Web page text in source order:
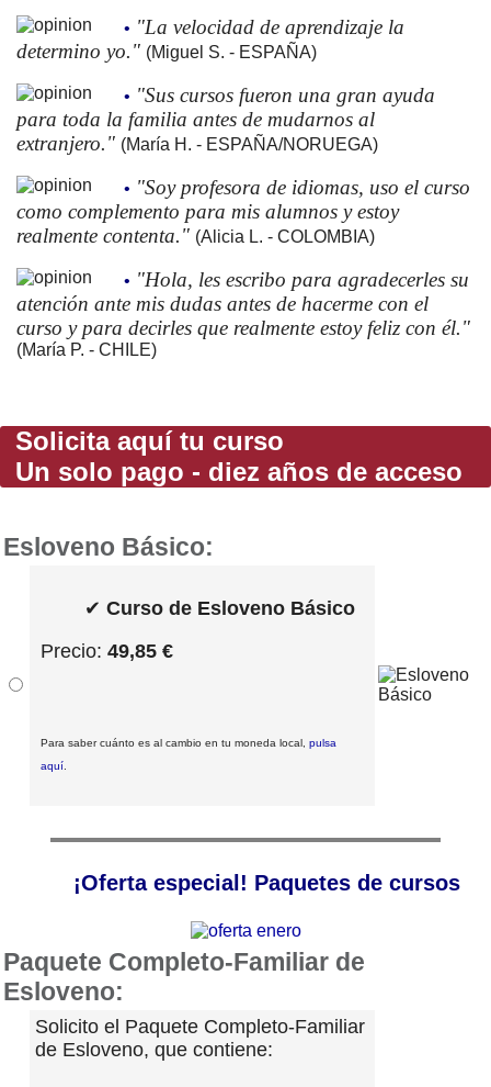
• "La velocidad de aprendizaje la
determino yo." (Miguel S. - ESPAÑA)
• "Sus cursos fueron una gran ayuda
para toda la familia antes de mudarnos al
extranjero." (María H. - ESPAÑA/NORUEGA)
• "Soy profesora de idiomas, uso el curso
como complemento para mis alumnos y estoy
realmente contenta." (Alicia L. - COLOMBIA)
• "Hola, les escribo para agradecerles su
atención ante mis dudas antes de hacerme con el
curso y para decirles que realmente estoy feliz con él."
(María P. - CHILE)
Solicita aquí tu curso
Un solo pago - diez años de acceso
Esloveno Básico:
✔ Curso de Esloveno Básico
Precio: 49,85 €
Para saber cuánto es al cambio en tu moneda local, pulsa
aquí
¡Oferta especial! Paquetes de cursos
Paquete Completo-Familiar de
Esloveno:
Solicito el Paquete Completo-Familiar
de Esloveno, que contiene: